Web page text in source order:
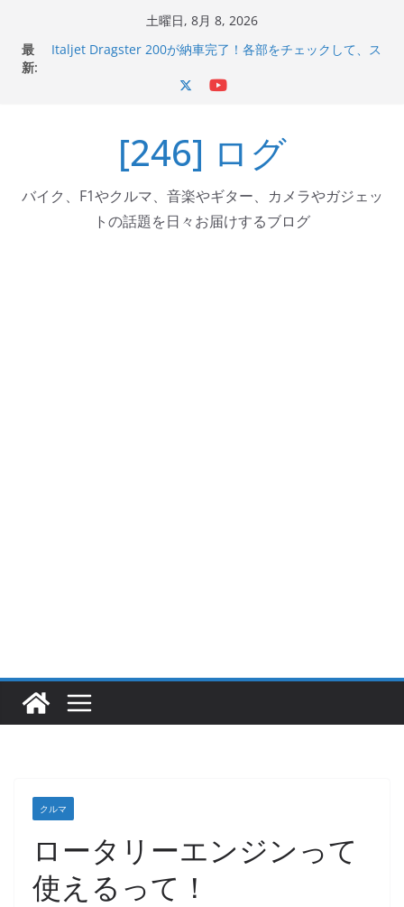
土曜日, 8月 8, 2026
最
新:
Italjet Dragster 200が納車完了！各部をチェックして、ス
器エフェクターが返礼品でもらえる！
Italjet Dragster 200のフロントISSサスの動きが判ったら
コーナリングが楽しくなった
[246] ログ
バイク、F1やクルマ、音楽やギター、カメラやガジェッ
トの話題を日々お届けするブログ
クルマ
ロータリーエンジンって
使えるって！